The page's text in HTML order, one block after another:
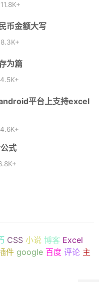
11.8K+
币金额大写
8.3K+
为篇
4.5K+
平台上支持excel
4.6K+
式
CSS 小说 博客 Excel
件 google 百度 评论 主